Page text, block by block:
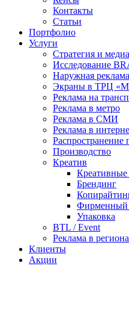
Контакты
Статьи
Портфолио
Услуги
Стратегия и медиа
Исследование
Наружная реклама
Экраны в ТРЦ
Реклама на
Реклама в метро
Реклама в СМИ
Реклама в
Распространение
Производство
Креатив
Креативные
Брендинг
Фирменный
Упаковка
BTL / Event
Реклама в
Клиенты
Акции